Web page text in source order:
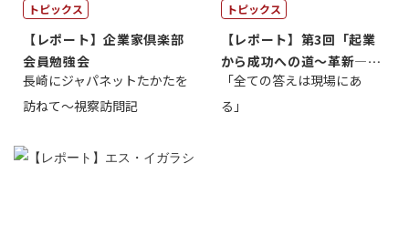
トピックス
【レポート】企業家倶楽部
会員勉強会
長崎にジャパネットたかたを
訪ねて～視察訪問記
トピックス
【レポート】第3回「起業
から成功への道～革新―挑
戦の先にある...
「全ての答えは現場にあ
る」